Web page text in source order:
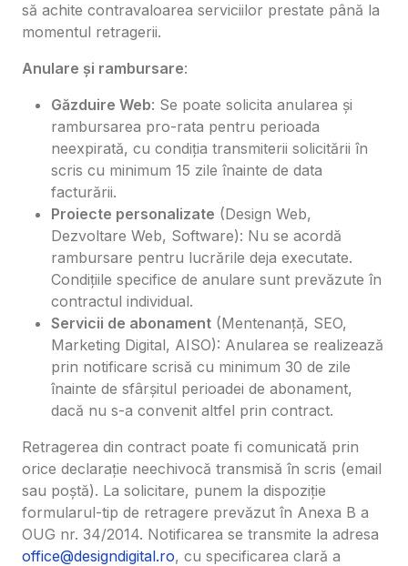
să achite contravaloarea serviciilor prestate până la
momentul retragerii.
Anulare și rambursare:
Găzduire Web: Se poate solicita anularea și
rambursarea pro-rata pentru perioada
neexpirată, cu condiția transmiterii solicitării în
scris cu minimum 15 zile înainte de data
facturării.
Proiecte personalizate (Design Web,
Dezvoltare Web, Software): Nu se acordă
rambursare pentru lucrările deja executate.
Condițiile specifice de anulare sunt prevăzute în
contractul individual.
Servicii de abonament (Mentenanță, SEO,
Marketing Digital, AISO): Anularea se realizează
prin notificare scrisă cu minimum 30 de zile
înainte de sfârșitul perioadei de abonament,
dacă nu s-a convenit altfel prin contract.
Retragerea din contract poate fi comunicată prin
orice declarație neechivocă transmisă în scris (email
sau poștă). La solicitare, punem la dispoziție
formularul-tip de retragere prevăzut în Anexa B a
OUG nr. 34/2014. Notificarea se transmite la adresa
office@designdigital.ro, cu specificarea clară a